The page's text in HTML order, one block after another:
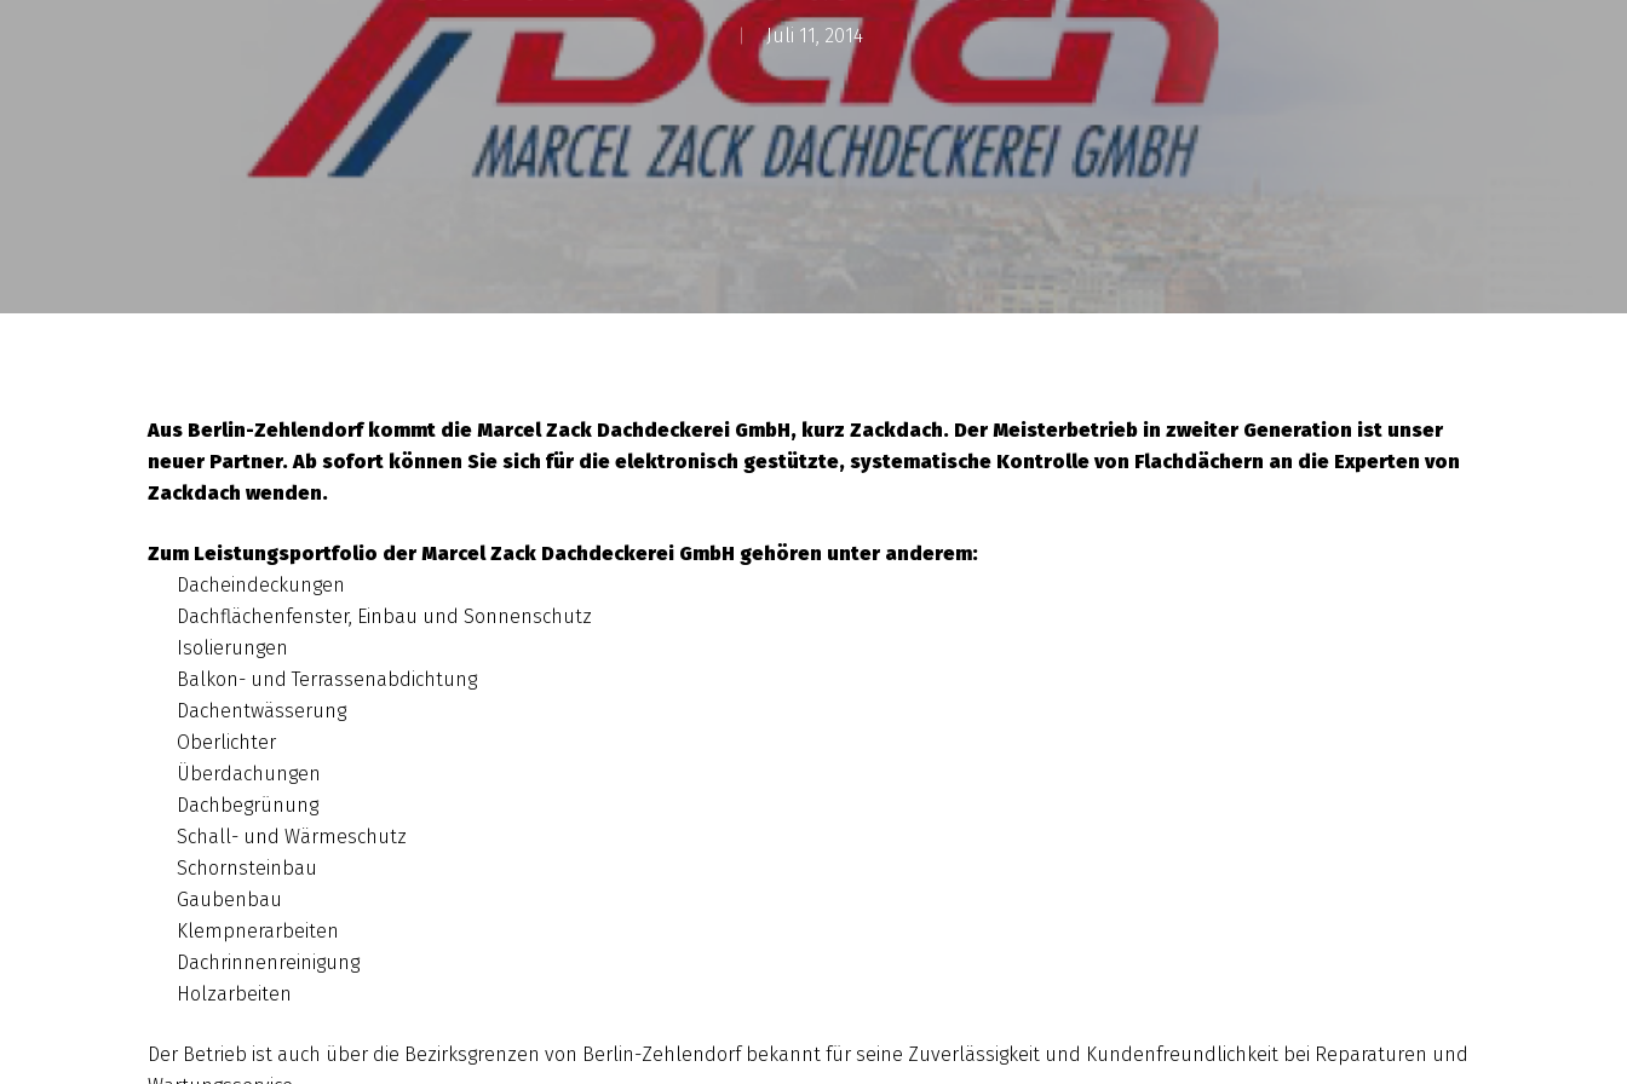
Juli 11, 2014
Aus Berlin-Zehlendorf kommt die Marcel Zack Dachdeckerei GmbH, kurz Zackdach. Der Meisterbetrieb in zweiter Generation ist unser
neuer Partner. Ab sofort können Sie sich für die elektronisch gestützte, systematische Kontrolle von Flachdächern an die Experten von
Zackdach wenden.
Zum Leistungsportfolio der Marcel Zack Dachdeckerei GmbH gehören unter anderem:
Dacheindeckungen
Dachflächenfenster, Einbau und Sonnenschutz
Isolierungen
Balkon- und Terrassenabdichtung
Dachentwässerung
Oberlichter
Überdachungen
Dachbegrünung
Schall- und Wärmeschutz
Schornsteinbau
Gaubenbau
Klempnerarbeiten
Dachrinnenreinigung
Holzarbeiten
Der Betrieb ist auch über die Bezirksgrenzen von Berlin-Zehlendorf bekannt für seine Zuverlässigkeit und Kundenfreundlichkeit bei Reparaturen und